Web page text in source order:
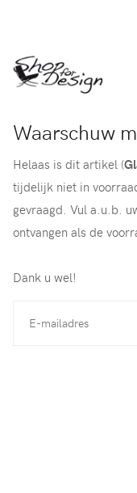
Waarschuw
Helaas is dit artikel (
tijdelijk niet in
gevraagd. Vul a.u.b.
ontvangen als de
Dank u wel!